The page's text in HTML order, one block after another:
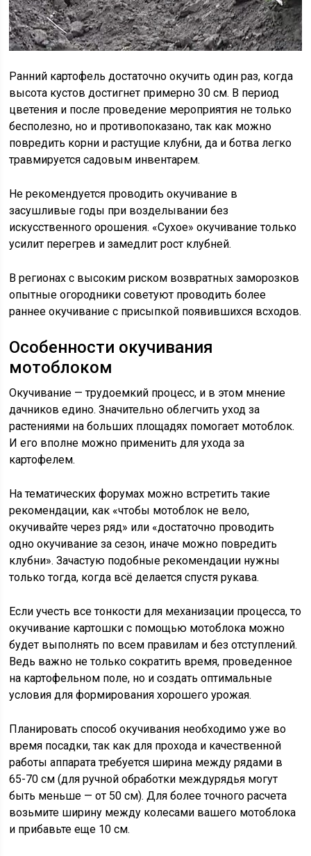
Ранний картофель достаточно окучить один раз, когда
высота кустов достигнет примерно 30 см. В период
цветения и после проведение мероприятия не только
бесполезно, но и противопоказано, так как можно
повредить корни и растущие клубни, да и ботва легко
травмируется садовым инвентарем.
Не рекомендуется проводить окучивание в
засушливые годы при возделывании без
искусственного орошения. «Сухое» окучивание только
усилит перегрев и замедлит рост клубней.
В регионах с высоким риском возвратных заморозков
опытные огородники советуют проводить более
раннее окучивание с присыпкой появившихся всходов.
Особенности окучивания
мотоблоком
Окучивание — трудоемкий процесс, и в этом мнение
дачников едино. Значительно облегчить уход за
растениями на больших площадях помогает мотоблок.
И его вполне можно применить для ухода за
картофелем.
На тематических форумах можно встретить такие
рекомендации, как «чтобы мотоблок не вело,
окучивайте через ряд» или «достаточно проводить
одно окучивание за сезон, иначе можно повредить
клубни». Зачастую подобные рекомендации нужны
только тогда, когда всё делается спустя рукава.
Если учесть все тонкости для механизации процесса, то
окучивание картошки с помощью мотоблока можно
будет выполнять по всем правилам и без отступлений.
Ведь важно не только сократить время, проведенное
на картофельном поле, но и создать оптимальные
условия для формирования хорошего урожая.
Планировать способ окучивания необходимо уже во
время посадки, так как для прохода и качественной
работы аппарата требуется ширина между рядами в
65-70 см (для ручной обработки междурядья могут
быть меньше — от 50 см). Для более точного расчета
возьмите ширину между колесами вашего мотоблока
и прибавьте еще 10 см.